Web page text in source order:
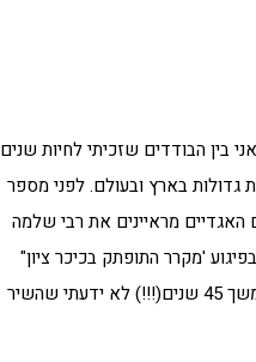
בין הבודדים שזכיתי לחיות שנים
גדולות בארץ ובעולם. לפני מספר
האגדיים מראיינים את רבי שלמה
'מקרר התופתק בכיכר ציון"
וכתב שיר לכבודי בשם: 'חנני- כי בא מועד'. לימים השיר הפך ללהיט חסידי. ואנכי, במשך 45 שנים(!!!) לא ידעתי שהשיר